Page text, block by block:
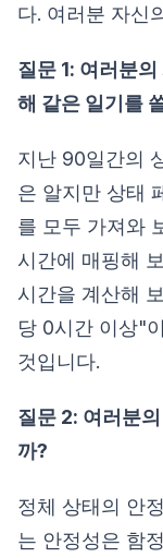
다. 여러분 자신
질문 1: 여러분
해 같은 일기를
지난 90일간의
은 알지만 상태
를 모두 가져와
시간에 매핑해
시간을 계산해
당 0시간 이상"
것입니다.
질문 2: 여러분
까?
정체 상태의 안
는 안정성은 함